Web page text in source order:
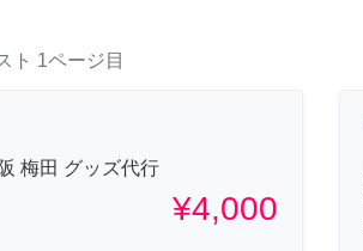
ト 1ページ目
梅田 グッズ代行
¥4,000